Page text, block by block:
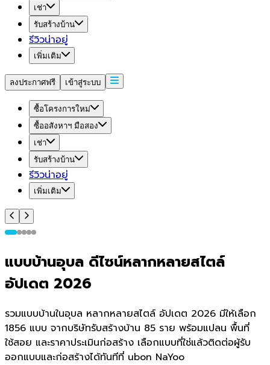
เช่า
รับสร้างบ้าน
รีวิวน่าอยู่
เพิ่มเติม
ลงประกาศฟรี เข้าสู่ระบบ
ซื้อโครงการใหม่
ซื้ออสังหาฯ มือสอง
เช่า
รับสร้างบ้าน
รีวิวน่าอยู่
เพิ่มเติม
แบบบ้านอุบล ดีไซน์หลากหลายสไตล์
อัปเดต 2026
รวมแบบบ้านในอุบล หลากหลายสไตล์ อัปเดต 2026 มีให้เลือก
1856 แบบ จากบริษัทรับสร้างบ้าน 85 ราย พร้อมแปลน พื้นที่
ใช้สอย และราคาประเมินก่อสร้าง เลือกแบบที่ใช่แล้วติดต่อผู้รับ
ออกแบบและก่อสร้างได้ทันทีที่ ubon NaYoo